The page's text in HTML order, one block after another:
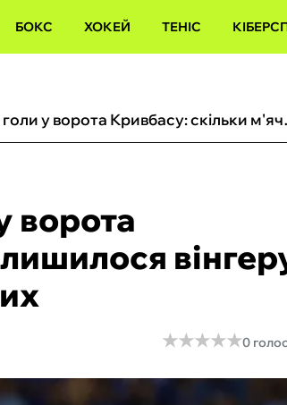
БОКС ХОКЕЙ ТЕНІС
Ярмоленко
ворота
★★★★★
★★★★★0